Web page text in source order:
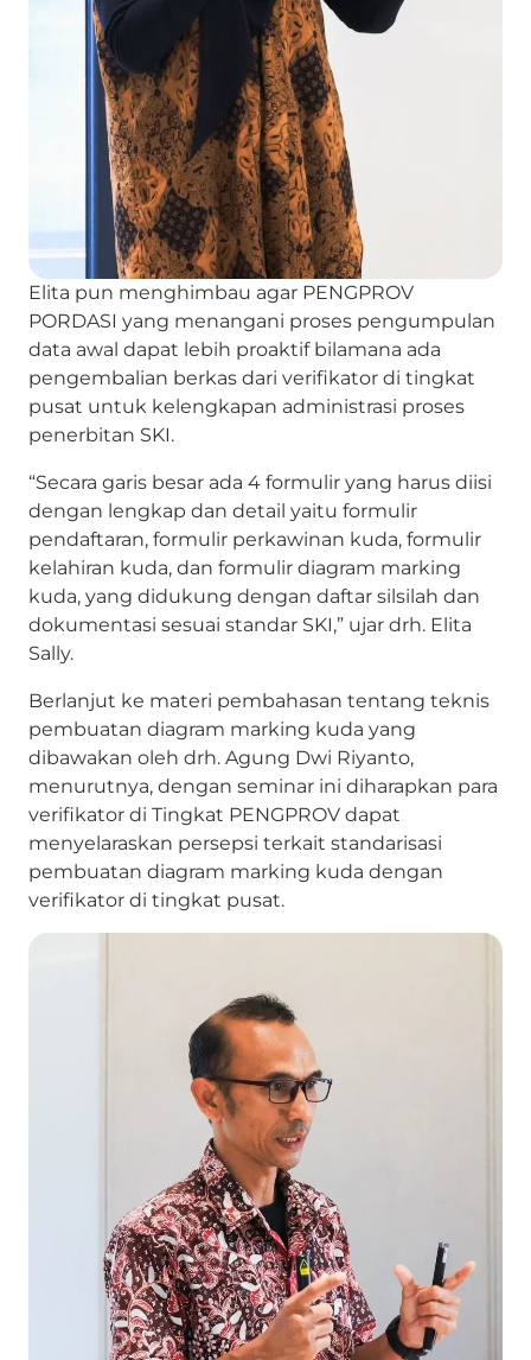
Elita pun menghimbau agar PENGPROV
PORDASI yang menangani proses pengumpulan
data awal dapat lebih proaktif bilamana ada
pengembalian berkas dari verifikator di tingkat
pusat untuk kelengkapan administrasi proses
penerbitan SKI.
“Secara garis besar ada 4 formulir yang harus diisi
dengan lengkap dan detail yaitu formulir
pendaftaran, formulir perkawinan kuda, formulir
kelahiran kuda, dan formulir diagram marking
kuda, yang didukung dengan daftar silsilah dan
dokumentasi sesuai standar SKI,” ujar drh. Elita
Sally.
Berlanjut ke materi pembahasan tentang teknis
pembuatan diagram marking kuda yang
dibawakan oleh drh. Agung Dwi Riyanto,
menurutnya, dengan seminar ini diharapkan para
verifikator di Tingkat PENGPROV dapat
menyelaraskan persepsi terkait standarisasi
pembuatan diagram marking kuda dengan
verifikator di tingkat pusat.